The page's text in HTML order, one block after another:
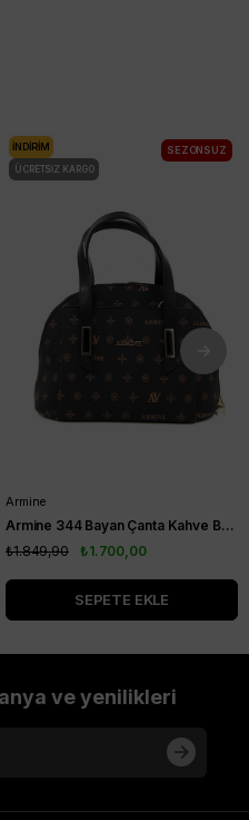
Armine
Armine 344 Bayan Çanta Kahve Baskılı
₺1.700,00
₺1.849,90
SEPETE EKLE
İNDIRIM
ÜCRETSIZ KARGO
SEZONSUZ
ve yenilikleri